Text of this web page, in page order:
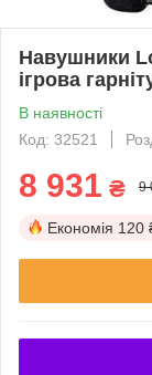
Навушники
ігрова
В наявності
Код: 32521
8 931 ₴ 9
Економія 120